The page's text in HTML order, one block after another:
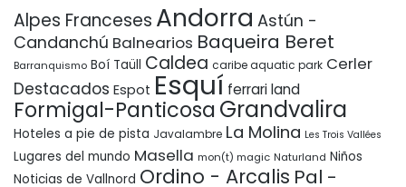
Alpes Franceses Andorra Astún -
Candanchú Balnearios Baqueira Beret
Barranquismo Boí Taüll Caldea caribe aquatic park Cerler
Destacados Espot Esquí ferrari land
Formigal-Panticosa Grandvalira
Hoteles a pie de pista Javalambre La Molina Les Trois Vallées
Lugares del mundo Masella mon(t) magic Naturland Niños
Noticias de Vallnord Ordino - Arcalis Pal -